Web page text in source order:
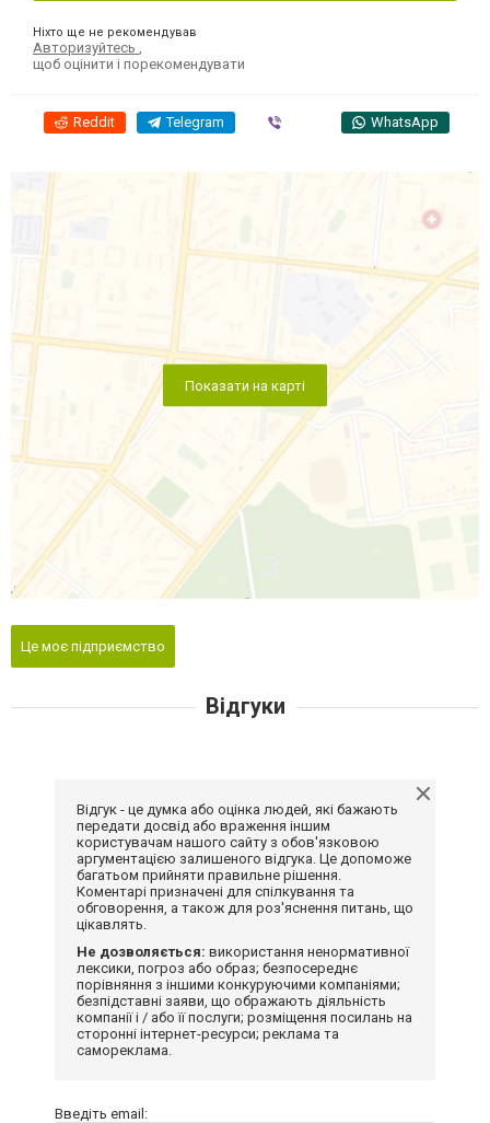
Ніхто ще не рекомендував
Авторизуйтесь
щоб оцінити і порекомендувати
Reddit Telegram WhatsApp
Показати на карті
Це моє підприємство
Відгуки
Відгук - це думка або оцінка людей, які бажають
передати досвід або враження іншим
користувачам нашого сайту з обов'язковою
аргументацією залишеного відгука. Це допоможе
багатьом прийняти правильне рішення.
Коментарі призначені для спілкування та
обговорення, а також для роз'яснення питань, що
цікавлять.
Не дозволяється: використання ненормативної
лексики, погроз або образ; безпосереднє
порівняння з іншими конкуруючими компаніями;
безпідставні заяви, що ображають діяльність
компанії і / або її послуги; розміщення посилань на
сторонні інтернет-ресурси; реклама та
самореклама.
Введіть email: